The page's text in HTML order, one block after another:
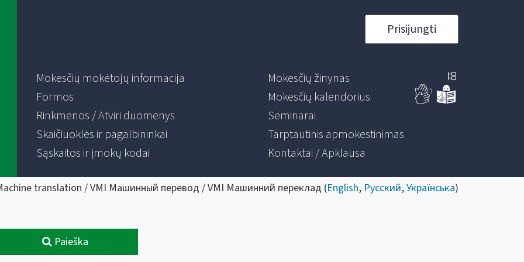
Prisijungti
Mokesčių mokėtojų informacija
Formos
Rinkmenos / Atviri duomenys
Skaičiuoklės ir pagalbininkai
Sąskaitos ir įmokų kodai
Mokesčių žinynas
Mokesčių kalendorius
Seminarai
Tarptautinis apmokestinimas
Kontaktai / Apklausa
translation / VMI Машинный перевод / VMI Машинний переклад (English, Русский,Українська)
Paieška